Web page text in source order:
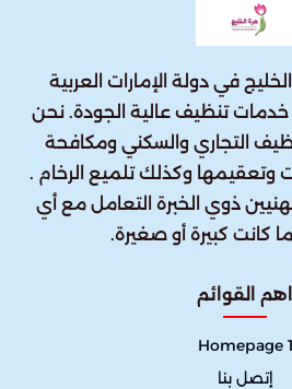
في دولة الإمارات العربية
تنظيف عالية الجودة. نحن
التجاري والسكني ومكافحة
وتعقيمها وكذلك تلميع الرخام .
ذوي الخبرة التعامل مع أي
كانت كبيرة أو صغيرة.
اهم القوائم
Homepage 1
إتصل بنا